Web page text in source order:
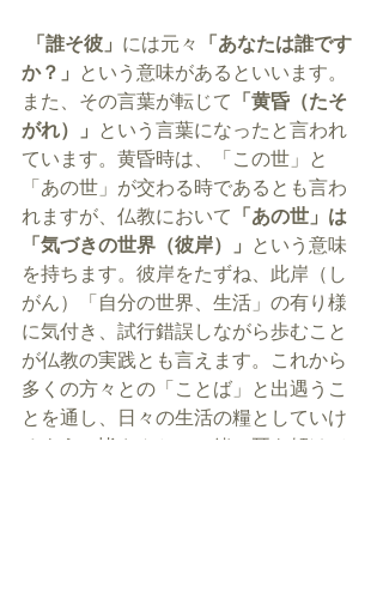
「誰そ彼」 には元々 「あなたは誰です
か？」 という意味があるといいます。
また、その言葉が転じて 「黄昏（たそ
がれ）」 という言葉になったと言われ
ています。黄昏時は、「この世」と
「あの世」が交わる時であるとも言わ
れますが、仏教において 「あの世」は
「気づきの世界（彼岸）」 という意味
を持ちます。彼岸をたずね、此岸（し
がん）「自分の世界、生活」の有り様
に気付き、試行錯誤しながら歩むこと
が仏教の実践とも言えます。これから
多くの方々との「ことば」と出遇うこ
とを通し、日々の生活の糧としていけ
るよう、皆さんとご一緒に耳を傾けて